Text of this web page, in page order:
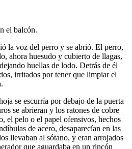
el balcón.
la voz del perro y se abrió. El perro,
ahora huesudo y cubierto de llagas,
huellas de lodo. Detrás de él
irritados por tener que limpiar el
se escurría por debajo de la puerta
se abrieran y los ratones de cobre
el pelo o el papel ofensivos, hechos
de acero, desaparecían en las
llevaban al sótano, y eran arrojados
que aguardaba en un rincón